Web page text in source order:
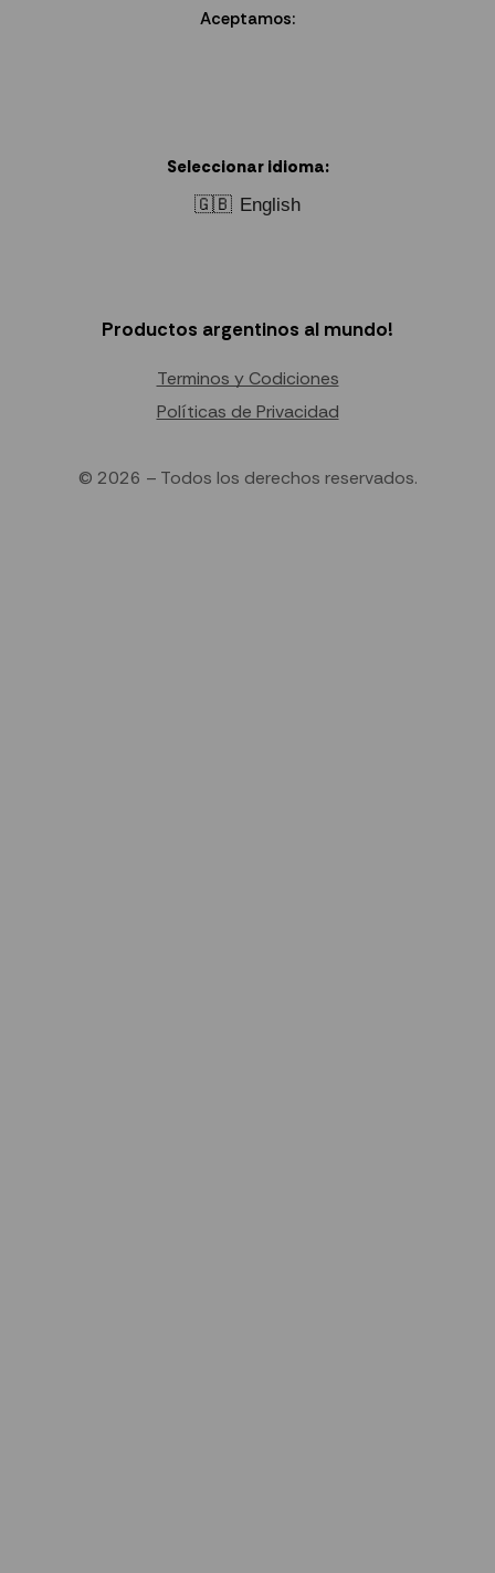
Aceptamos:
Seleccionar idioma:
🇬🇧 English
Productos argentinos al mundo!
Terminos y Codiciones
Políticas de Privacidad
© 2026 – Todos los derechos reservados.